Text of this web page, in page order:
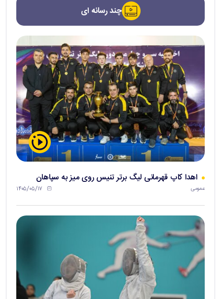
چند رسانه ای
اهدا کاپ قهرمانی لیگ برتر تنیس روی میز به سپاهان
عمومی ۱۴۰۵/۰۵/۱۷